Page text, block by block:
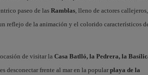
paseo de las Ramblas, lleno de actores callejeros,
reflejo de la animación y el colorido característicos
de visitar la Casa Batlló, la Pedrera, la
desconectar frente al mar en la popular playa de la